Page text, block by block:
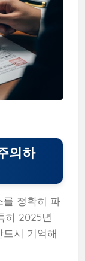
의하
를 정확히 파
히 2025년
시 기억해